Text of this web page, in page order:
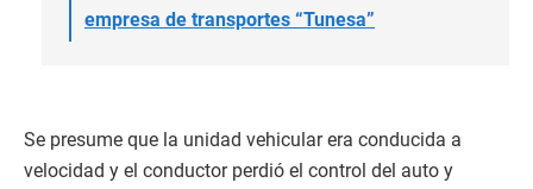
empresa de transportes “Tunesa”
Se presume que la unidad vehicular era conducida a
velocidad y el conductor perdió el control del auto y